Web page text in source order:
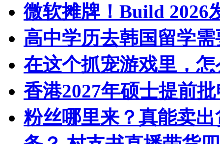
微软摊牌！Build 2026
高中学历去韩国留学
在这个抓宠游戏里，
香港2027年硕士提前
粉丝哪里来？真能卖